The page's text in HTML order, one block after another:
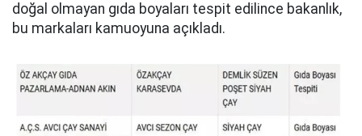
doğal olmayan gıda boyaları tespit edilince bakanlık,
bu markaları kamuoyuna açıkladı.